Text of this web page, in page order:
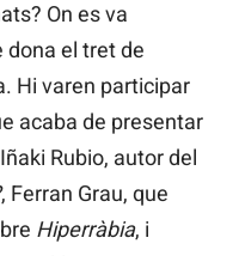
On es va
dona el tret de
Hi varen participar
acaba de presentar
Rubio, autor del
, Ferran Grau, que
Hiperràbia, i